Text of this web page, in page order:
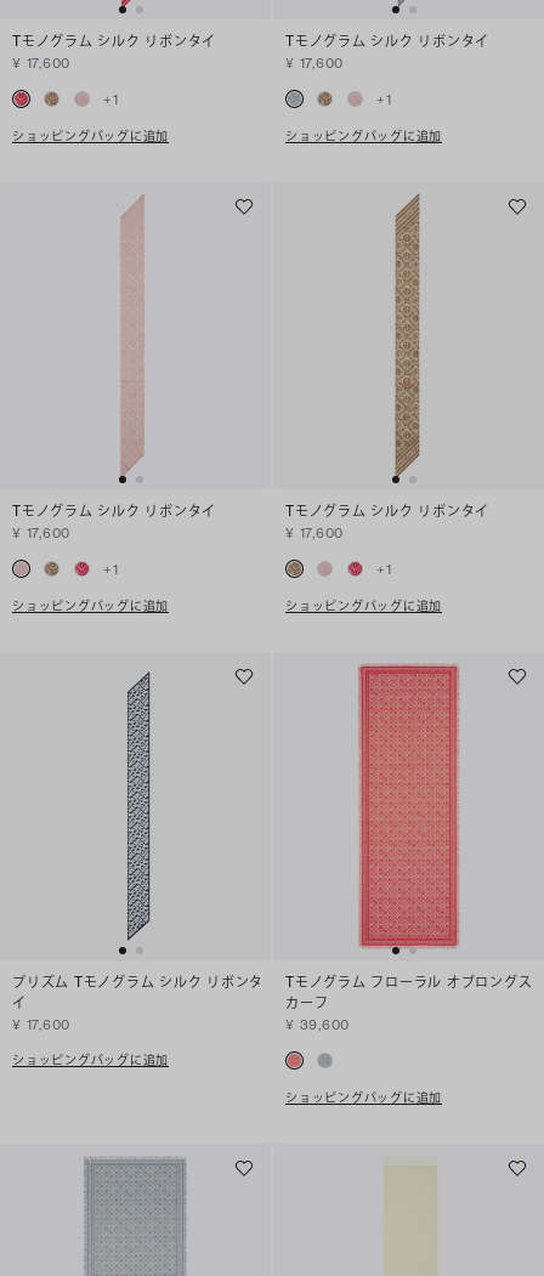
Tモノグラム シルク リボンタイ
¥ 17,600
+1
ショッピングバッグに追加
Tモノグラム シルク リボンタイ
¥ 17,600
+1
ショッピングバッグに追加
Tモノグラム シルク リボンタイ
¥ 17,600
+1
ショッピングバッグに追加
Tモノグラム シルク リボンタイ
¥ 17,600
+1
ショッピングバッグに追加
プリズム Tモノグラム シルク リボンタ
イ
¥ 17,600
ショッピングバッグに追加
Tモノグラム フローラル オブロングス
カーフ
¥ 39,600
ショッピングバッグに追加